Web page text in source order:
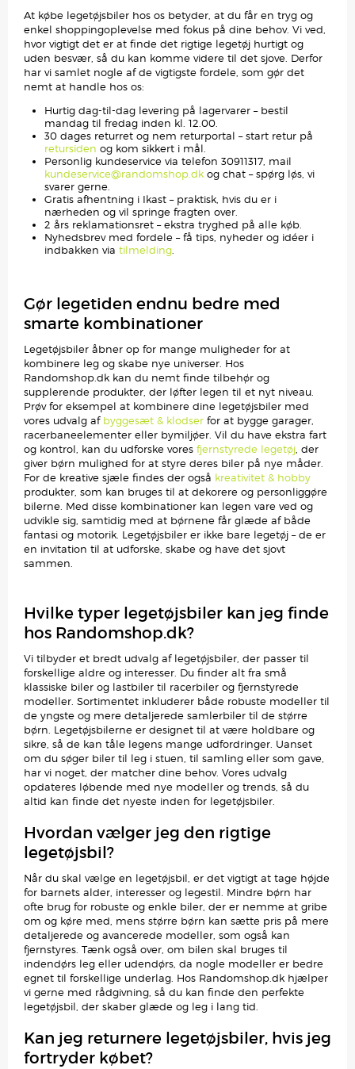
At købe legetøjsbiler hos os betyder, at du får en tryg og
enkel shoppingoplevelse med fokus på dine behov. Vi ved,
hvor vigtigt det er at finde det rigtige legetøj hurtigt og
uden besvær, så du kan komme videre til det sjove. Derfor
har vi samlet nogle af de vigtigste fordele, som gør det
nemt at handle hos os:
Hurtig dag-til-dag levering på lagervarer – bestil
mandag til fredag inden kl. 12.00.
30 dages returret og nem returportal – start retur på
retursiden og kom sikkert i mål.
Personlig kundeservice via telefon 30911317, mail
kundeservice@randomshop.dk og chat – spørg løs, vi
svarer gerne.
Gratis afhentning i Ikast – praktisk, hvis du er i
nærheden og vil springe fragten over.
2 års reklamationsret – ekstra tryghed på alle køb.
Nyhedsbrev med fordele – få tips, nyheder og idéer i
indbakken via tilmelding
Gør legetiden endnu bedre med
smarte kombinationer
Legetøjsbiler åbner op for mange muligheder for at
kombinere leg og skabe nye universer. Hos
Randomshop.dk kan du nemt finde tilbehør og
supplerende produkter, der løfter legen til et nyt niveau.
Prøv for eksempel at kombinere dine legetøjsbiler med
vores udvalg af byggesæt & klodser for at bygge garager,
racerbaneelementer eller bymiljøer. Vil du have ekstra fart
og kontrol, kan du udforske vores fjernstyrede legetøj , der
giver børn mulighed for at styre deres biler på nye måder.
For de kreative sjæle findes der også kreativitet & hobby
produkter, som kan bruges til at dekorere og personliggøre
bilerne. Med disse kombinationer kan legen vare ved og
udvikle sig, samtidig med at børnene får glæde af både
fantasi og motorik. Legetøjsbiler er ikke bare legetøj – de er
en invitation til at udforske, skabe og have det sjovt
sammen.
Hvilke typer legetøjsbiler kan jeg finde
hos Randomshop.dk?
Vi tilbyder et bredt udvalg af legetøjsbiler, der passer til
forskellige aldre og interesser. Du finder alt fra små
klassiske biler og lastbiler til racerbiler og fjernstyrede
modeller. Sortimentet inkluderer både robuste modeller til
de yngste og mere detaljerede samlerbiler til de større
børn. Legetøjsbilerne er designet til at være holdbare og
sikre, så de kan tåle legens mange udfordringer. Uanset
om du søger biler til leg i stuen, til samling eller som gave,
har vi noget, der matcher dine behov. Vores udvalg
opdateres løbende med nye modeller og trends, så du
altid kan finde det nyeste inden for legetøjsbiler.
Hvordan vælger jeg den rigtige
legetøjsbil?
Når du skal vælge en legetøjsbil, er det vigtigt at tage højde
for barnets alder, interesser og legestil. Mindre børn har
ofte brug for robuste og enkle biler, der er nemme at gribe
om og køre med, mens større børn kan sætte pris på mere
detaljerede og avancerede modeller, som også kan
fjernstyres. Tænk også over, om bilen skal bruges til
indendørs leg eller udendørs, da nogle modeller er bedre
egnet til forskellige underlag. Hos Randomshop.dk hjælper
vi gerne med rådgivning, så du kan finde den perfekte
legetøjsbil, der skaber glæde og leg i lang tid.
Kan jeg returnere legetøjsbiler, hvis jeg
fortryder købet?